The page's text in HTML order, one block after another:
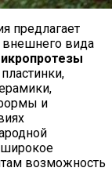
предлагает
вида
и
широкое
возможность